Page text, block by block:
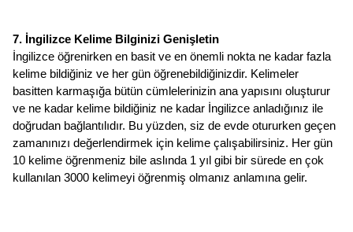
7. İngilizce Kelime Bilginizi Genişletin
İngilizce öğrenirken en basit ve en önemli nokta ne kadar fazla
kelime bildiğiniz ve her gün öğrenebildiğinizdir. Kelimeler
basitten karmaşığa bütün cümlelerinizin ana yapısını oluşturur
ve ne kadar kelime bildiğiniz ne kadar İngilizce anladığınız ile
doğrudan bağlantılıdır. Bu yüzden, siz de evde otururken geçen
zamanınızı değerlendirmek için kelime çalışabilirsiniz. Her gün
10 kelime öğrenmeniz bile aslında 1 yıl gibi bir sürede en çok
kullanılan 3000 kelimeyi öğrenmiş olmanız anlamına gelir.